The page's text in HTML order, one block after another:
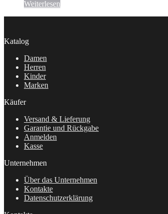
Weiterlesen
Katalog
Damen
Herren
Kinder
Marken
Käufer
Versand & Lieferung
Garantie und Rückgabe
Anmelden
Kasse
Unternehmen
Über das Unternehmen
Kontakte
Datenschutzerklärung